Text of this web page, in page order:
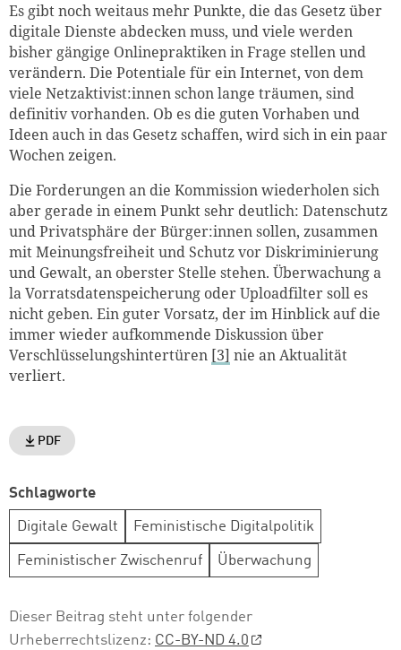
Es gibt noch weitaus mehr Punkte, die das Gesetz über
digitale Dienste abdecken muss, und viele werden
bisher gängige Onlinepraktiken in Frage stellen und
verändern. Die Potentiale für ein Internet, von dem
viele Netzaktivist:innen schon lange träumen, sind
definitiv vorhanden. Ob es die guten Vorhaben und
Ideen auch in das Gesetz schaffen, wird sich in ein paar
Wochen zeigen.
Die Forderungen an die Kommission wiederholen sich
aber gerade in einem Punkt sehr deutlich: Datenschutz
und Privatsphäre der Bürger:innen sollen, zusammen
mit Meinungsfreiheit und Schutz vor Diskriminierung
und Gewalt, an oberster Stelle stehen. Überwachung a
la Vorratsdatenspeicherung oder Uploadfilter soll es
nicht geben. Ein guter Vorsatz, der im Hinblick auf die
immer wieder aufkommende Diskussion über
Verschlüsselungshintertüren [3] nie an Aktualität
verliert.
PDF
Schlagworte
Digitale Gewalt Feministische Digitalpolitik
Feministischer Zwischenruf Überwachung
Dieser Beitrag steht unter folgender
Urheberrechtslizenz: CC-BY-ND 4.0